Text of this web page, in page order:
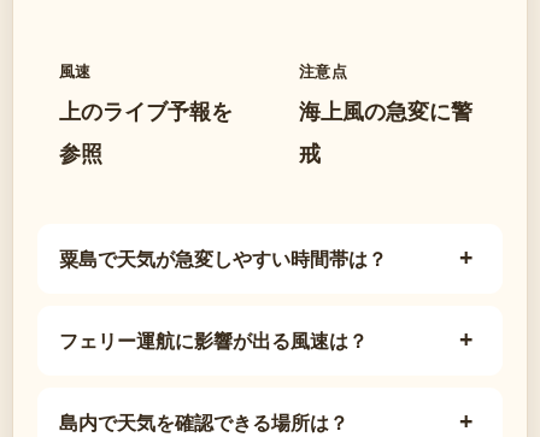
風速
上のライブ予報を
参照
注意点
海上風の急変に警
戒
粟島で天気が急変しやすい時間帯は？
フェリー運航に影響が出る風速は？
島内で天気を確認できる場所は？